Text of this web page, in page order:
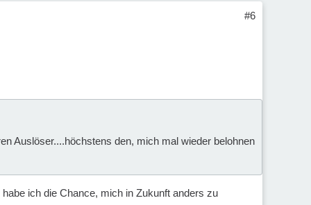
#6
Auslöser....höchstens den, mich mal wieder belohnen
ich die Chance, mich in Zukunft anders zu